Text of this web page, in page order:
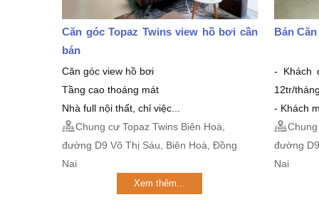
Căn góc Topaz Twins view hồ bơi cần
bán
Căn góc view hồ bơi
Tầng cao thoáng mát
Nhà full nội thất, chỉ việc...
Chung cư Topaz Twins Biên Hoà,
đường D9 Võ Thị Sáu, Biên Hoà, Đồng
Nai
Xem thêm...
Bán
- Khách
12tr/
- Khách
đường
Nai